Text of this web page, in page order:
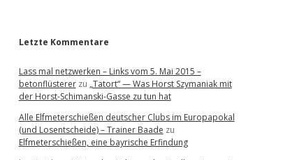
Letzte Kommentare
Lass mal netzwerken – Links vom 5. Mai 2015 –
betonflüstererzu „Tatort“ — Was Horst Szymaniak mit
der Horst-Schimanski-Gasse zu tun hat
Alle Elfmeterschießen deutscher Clubs im Europapokal
(und Losentscheide) – Trainer Baade zu
Elfmeterschießen, eine bayrische Erfindung